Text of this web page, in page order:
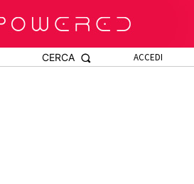
ACCEDI
CERCA